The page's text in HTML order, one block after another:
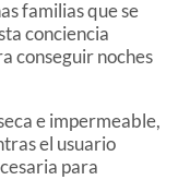
familias que se
conciencia
conseguir noches
e impermeable,
el usuario
para